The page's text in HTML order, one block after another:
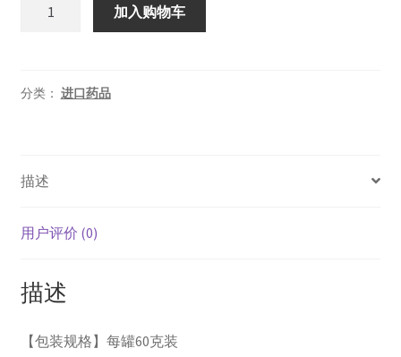
为：
数
加入购物车
分类： 进口药品
描述
用户评价 (0)
描述
【包装规格】每罐60克装